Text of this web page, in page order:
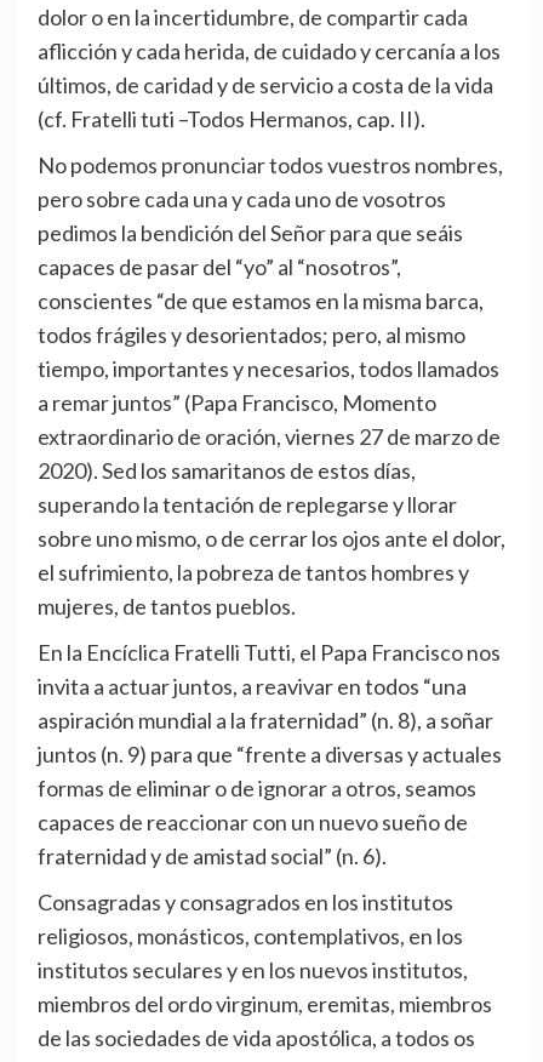
dolor o en la incertidumbre, de compartir cada
aflicción y cada herida, de cuidado y cercanía a los
últimos, de caridad y de servicio a costa de la vida
(cf. Fratelli tuti –Todos Hermanos, cap. II).
No podemos pronunciar todos vuestros nombres,
pero sobre cada una y cada uno de vosotros
pedimos la bendición del Señor para que seáis
capaces de pasar del “yo” al “nosotros”,
conscientes “de que estamos en la misma barca,
todos frágiles y desorientados; pero, al mismo
tiempo, importantes y necesarios, todos llamados
a remar juntos” (Papa Francisco, Momento
extraordinario de oración, viernes 27 de marzo de
2020). Sed los samaritanos de estos días,
superando la tentación de replegarse y llorar
sobre uno mismo, o de cerrar los ojos ante el dolor,
el sufrimiento, la pobreza de tantos hombres y
mujeres, de tantos pueblos.
En la Encíclica Fratelli Tutti, el Papa Francisco nos
invita a actuar juntos, a reavivar en todos “una
aspiración mundial a la fraternidad” (n. 8), a soñar
juntos (n. 9) para que “frente a diversas y actuales
formas de eliminar o de ignorar a otros, seamos
capaces de reaccionar con un nuevo sueño de
fraternidad y de amistad social” (n. 6).
Consagradas y consagrados en los institutos
religiosos, monásticos, contemplativos, en los
institutos seculares y en los nuevos institutos,
miembros del ordo virginum, eremitas, miembros
de las sociedades de vida apostólica, a todos os